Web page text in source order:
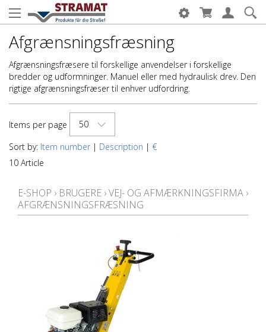
Afgrænsningsfræsning
Afgrænsningsfræsere til forskellige anvendelser i forskellige
bredder og udformninger. Manuel eller med hydraulisk drev. Den
rigtige afgrænsningsfræser til enhver udfordring.
Items per page
50
Sort by: Item number | Description | €
10 Article
E-SHOP › BRUGERE ›VEJ- OG AFMÆRKNINGSFIRMA ›
AFGRÆNSNINGSFRÆSNING